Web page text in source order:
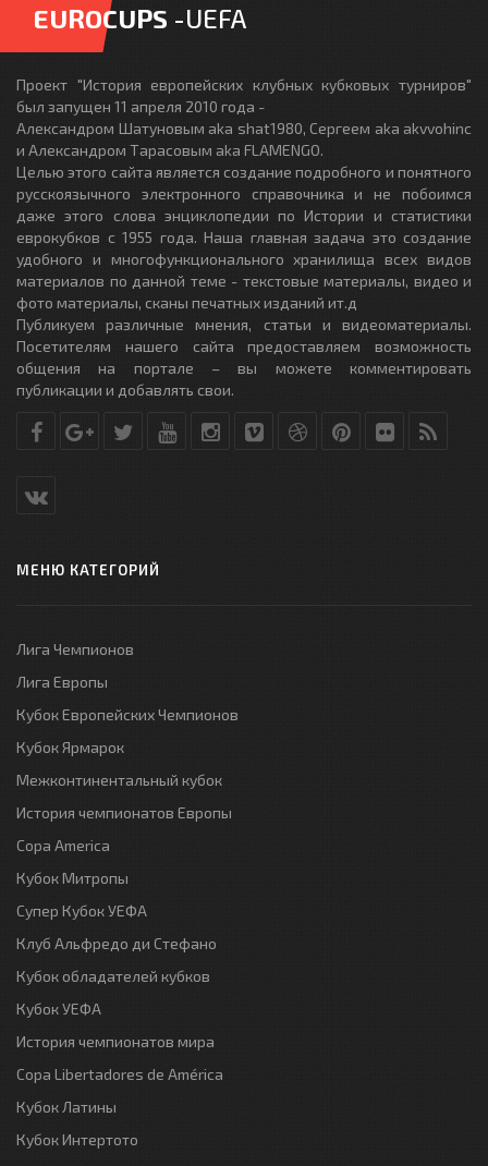
EUROCUPS -UEFA
Проект "История европейских клубных кубковых турниров"
был запущен 11 апреля 2010 года -
Александром Шатуновым aka shat1980, Сергеем aka akvvohinc
и Александром Тарасовым aka FLAMENGO.
Целью этого сайта является создание подробного и понятного
русскоязычного электронного справочника и не побоимся
даже этого слова энциклопедии по Истории и статистики
еврокубков с 1955 года. Наша главная задача это создание
удобного и многофункционального хранилища всех видов
материалов по данной теме - текстовые материалы, видео и
фото материалы, сканы печатных изданий ит.д
Публикуем различные мнения, статьи и видеоматериалы.
Посетителям нашего сайта предоставляем возможность
общения на портале – вы можете комментировать
публикации и добавлять свои.
МЕНЮ КАТЕГОРИЙ
Лига Чемпионов
Лига Европы
Кубок Европейских Чемпионов
Кубок Ярмарок
Межконтинентальный кубок
История чемпионатов Европы
Copa America
Кубок Митропы
Супер Кубок УЕФА
Клуб Альфредо ди Стефано
Кубок обладателей кубков
Кубок УЕФА
История чемпионатов мира
Copa Libertadores de América
Кубок Латины
Кубок Интертото